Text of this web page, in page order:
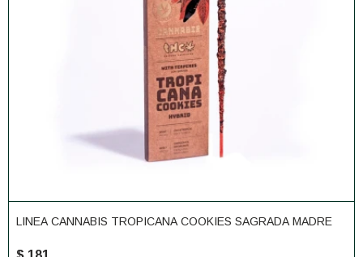
LINEA CANNABIS TROPICANA COOKIES SAGRADA MADRE